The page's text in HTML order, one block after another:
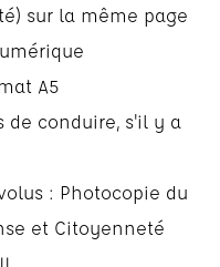
sur la même page
A5
de conduire, s'il y a
: Photocopie du
et Citoyenneté